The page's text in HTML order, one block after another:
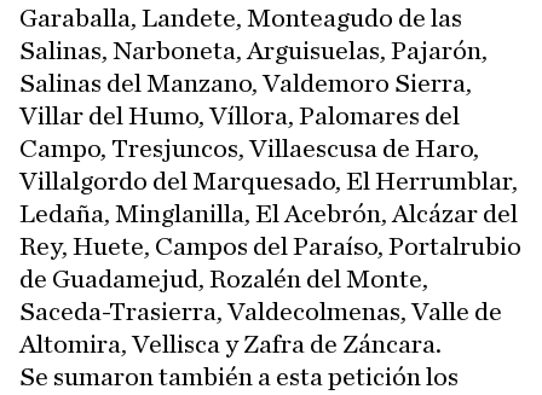
Garaballa, Landete, Monteagudo de las
Salinas, Narboneta, Arguisuelas, Pajarón,
Salinas del Manzano, Valdemoro Sierra,
Villar del Humo, Víllora, Palomares del
Campo, Tresjuncos, Villaescusa de Haro,
Villalgordo del Marquesado, El Herrumblar,
Ledaña, Minglanilla, El Acebrón, Alcázar del
Rey, Huete, Campos del Paraíso, Portalrubio
de Guadamejud, Rozalén del Monte,
Saceda-Trasierra, Valdecolmenas, Valle de
Altomira, Vellisca y Zafra de Záncara.
Se sumaron también a esta petición los